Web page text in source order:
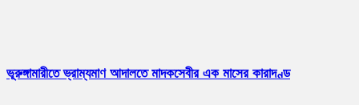
ভূরুঙ্গামারীতে ভ্রাম্যমাণ আদালতে মাদকসেবীর এক মাসের কারাদণ্ড